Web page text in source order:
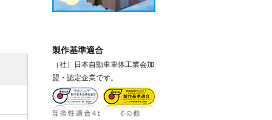
製作基準適合
（社）日本自動車車体工業会加
盟・認定企業です。